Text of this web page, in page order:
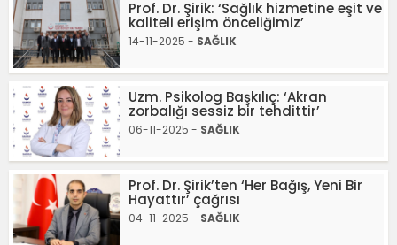
Prof. Dr. Şirik: ‘Sağlık hizmetine eşit ve
kaliteli erişim önceliğimiz’
14-11-2025 - SAĞLIK
Uzm. Psikolog Başkılıç: ‘Akran
zorbalığı sessiz bir tehdittir’
06-11-2025 - SAĞLIK
Prof. Dr. Şirik’ten ‘Her Bağış, Yeni Bir
Hayattır’ çağrısı
04-11-2025 - SAĞLIK